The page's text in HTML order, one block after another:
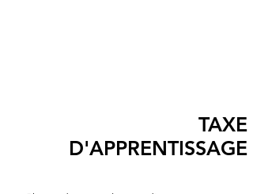
TAXE
D'APPRENTISSAGE